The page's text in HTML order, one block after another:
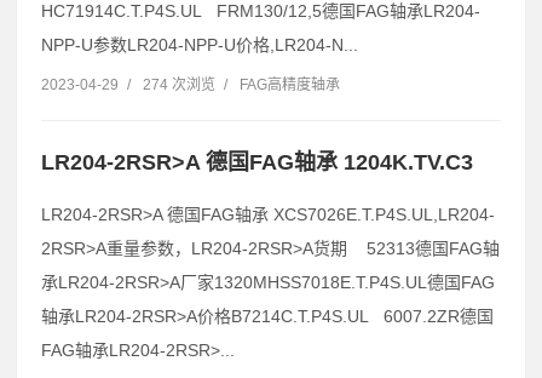
HC71914C.T.P4S.UL FRM130/12,5德国FAG轴承LR204-
NPP-U参数LR204-NPP-U价格,LR204-N...
2023-04-29 / 274 次浏览 / FAG高精度轴承
LR204-2RSR>A 德国FAG轴承 1204K.TV.C3
LR204-2RSR>A 德国FAG轴承 XCS7026E.T.P4S.UL,LR204-
2RSR>A重量参数，LR204-2RSR>A货期 52313德国FAG轴
承LR204-2RSR>A厂家1320MHSS7018E.T.P4S.UL德国FAG
轴承LR204-2RSR>A价格B7214C.T.P4S.UL 6007.2ZR德国
FAG轴承LR204-2RSR>...